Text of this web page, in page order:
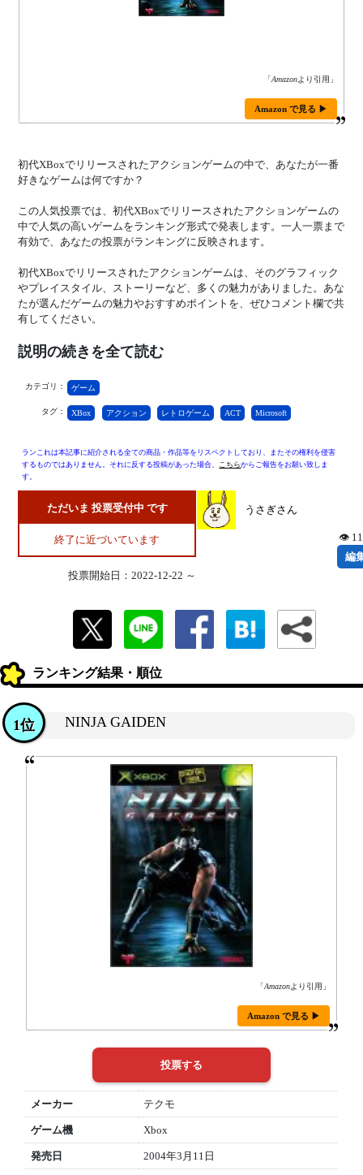
「Amazonより引用」
Amazon で見る ▶
初代XBoxでリリースされたアクションゲームの中で、あなたが一番
好きなゲームは何ですか？
この人気投票では、初代XBoxでリリースされたアクションゲームの
中で人気の高いゲームをランキング形式で発表します。一人一票まで
有効で、あなたの投票がランキングに反映されます。
初代XBoxでリリースされたアクションゲームは、そのグラフィック
やプレイスタイル、ストーリーなど、多くの魅力がありました。あな
たが選んだゲームの魅力やおすすめポイントを、ぜひコメント欄で共
有してください。
説明の続きを全て読む
カテゴリ： ゲーム
タグ： XBox アクション レトロゲーム ACT Microsoft
ランこれは本記事に紹介される全ての商品・作品等をリスペクトしており、またその権利を侵害
するものではありません。それに反する投稿があった場合、 こちらからご報告をお願い致しま
す。
ただいま 投票受付中 です
終了に近づいています
投票開始日：2022-12-22 ～
うさぎさん
👁
編
ランキング結果・順位
NINJA GAIDEN
1位
「Amazonより引用」
Amazon で見る ▶
メーカー テクモ
ゲーム機 Xbox
発売日 2004年3月11日